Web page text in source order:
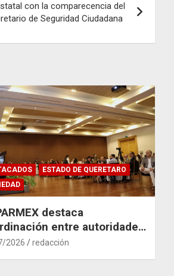
con la comparecencia del
de Seguridad Ciudadana
ESTADO DE QUERETARO
destaca
entre autoridades
para mitigar el
2026 redacción